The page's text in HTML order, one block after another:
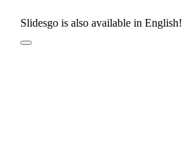
Slidesgo is also available in English!